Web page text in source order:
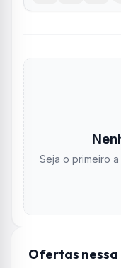
Seja o primeiro
Ofertas nessa